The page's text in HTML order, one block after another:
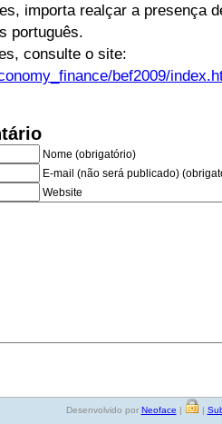
importa realçar a presença
português.
consulte o site:
bef2009/
Nome (obrigatório)
E-mail (não será publicado)
Website
Desenvolvido por Neoface | |